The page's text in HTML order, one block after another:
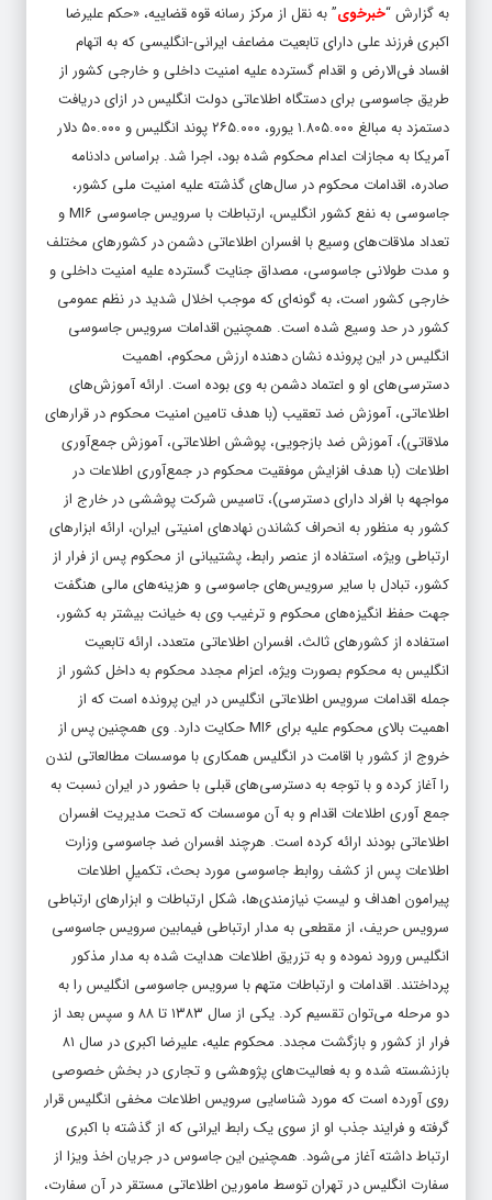
به گزارش “خبرخوی” به نقل از مرکز رسانه قوه قضاییه، «حکم علیرضا اکبری فرزند علی دارای تابعیت مضاعف ایرانی-انگلیسی که به اتهام افساد فی‌الارض و اقدام گسترده علیه امنیت داخلی و خارجی کشور از طریق جاسوسی برای دستگاه اطلاعاتی دولت انگلیس در ازای دریافت دستمزد به مبالغ ۱.۸۰۵.۰۰۰ یورو، ۲۶۵.۰۰۰ پوند انگلیس و ۵۰.۰۰۰ دلار آمریکا به مجازات اعدام محکوم شده بود، اجرا شد. براساس دادنامه صادره، اقدامات محکوم در سال‌های گذشته علیه امنیت ملی کشور، جاسوسی به نفع کشور انگلیس، ارتباطات با سرویس جاسوسی MI۶ و تعداد ملاقات‌های وسیع با افسران اطلاعاتی دشمن در کشورهای مختلف و مدت طولانی جاسوسی، مصداق جنایت گسترده علیه امنیت داخلی و خارجی کشور است، به گونه‌ای که موجب اخلال شدید در نظم عمومی کشور در حد وسیع شده است. همچنین اقدامات سرویس جاسوسی انگلیس در این پرونده نشان دهنده ارزش محکوم، اهمیت دسترسی‌های او و اعتماد دشمن به وی بوده است. ارائه آموزش‌های اطلاعاتی، آموزش ضد تعقیب (با هدف تامین امنیت محکوم در قرارهای ملاقاتی)، آموزش ضد بازجویی، پوشش اطلاعاتی، آموزش جمع‌آوری اطلاعات (با هدف افزایش موفقیت محکوم در جمع‌آوری اطلاعات در مواجهه با افراد دارای دسترسی)، تاسیس شرکت پوششی در خارج از کشور به منظور به انحراف کشاندن نهادهای امنیتی ایران، ارائه ابزارهای ارتباطی ویژه، استفاده از عنصر رابط، پشتیبانی از محکوم پس از فرار از کشور، تبادل با سایر سرویس‌های جاسوسی و هزینه‌های مالی هنگفت جهت حفظ انگیزه‌های محکوم و ترغیب وی به خیانت بیشتر به کشور، استفاده از کشورهای ثالث، افسران اطلاعاتی متعدد، ارائه تابعیت انگلیس به محکوم بصورت ویژه، اعزام مجدد محکوم به داخل کشور از جمله اقدامات سرویس اطلاعاتی انگلیس در این پرونده است که از اهمیت بالای محکوم علیه برای MI۶ حکایت دارد. وی همچنین پس از خروج از کشور با اقامت در انگلیس همکاری با موسسات مطالعاتی لندن را آغاز کرده و با توجه به دسترسی‌های قبلی با حضور در ایران نسبت به جمع آوری اطلاعات اقدام و به آن موسسات که تحت مدیریت افسران اطلاعاتی بودند ارائه کرده است. هرچند افسران ضد جاسوسی وزارت اطلاعات پس از کشف روابط جاسوسی مورد بحث، تکمیلِ اطلاعات پیرامون اهداف و لیستِ نیازمندی‌ها، شکل ارتباطات و ابزارهای ارتباطی سرویس حریف، از مقطعی به مدار ارتباطی فیمابین سرویس جاسوسی انگلیس ورود نموده و به تزریق اطلاعات هدایت شده به مدار مذکور پرداختند. اقدامات و ارتباطات متهم با سرویس جاسوسی انگلیس را به دو مرحله می‌توان تقسیم کرد. یکی از سال ۱۳۸۳ تا ۸۸ و سپس بعد از فرار از کشور و بازگشت مجدد. محکوم علیه، علیرضا اکبری در سال ۸۱ بازنشسته شده و به فعالیت‌های پژوهشی و تجاری در بخش خصوصی روی آورده است که مورد شناسایی سرویس اطلاعات مخفی انگلیس قرار گرفته و فرایند جذب او از سوی یک رابط ایرانی که از گذشته با اکبری ارتباط داشته آغاز می‌شود. همچنین این جاسوس در جریان اخذ ویزا از سفارت انگلیس در تهران توسط مامورین اطلاعاتی مستقر در آن سفارت، نشان شده و مورد مصاحبه قرار می‌گیرد. سپس و در خلال سفرهای شخصی خود به اروپا، به استخدام تمام‌عیار سازمان جاسوسی انگلستان در می‌آید. نحوه جذب اکبری به سرویس اطلاعاتی انگلیس از طریق رابط MI۶ در ایران ارتباط محکوم با سرویس جاسوسی انگلیس به بهانه ارتباطات تجاری و سپس پژوهشی برقرار شده است. در این ارتباطات فرد ایرانی دیگری نیز به عنوان نشانگر سرویس اطلاعاتی حضور داشته است. محکوم علیه در همان زمان به اتریش سفر کرده و اولین ملاقات با افسر اطلاعاتی MI۶ با نام مستعار مارک صورت می‌پذیرد. همه چیز از سفارت انگلیس در تهران آغاز می‌شود/ علاقه ویژه سفیر به اکبری! براساس محتویات پرونده، سرویس اطلاعاتی انگلیس با بهره‌گیری از روش‌های نوین جاسوسی، زمینه‌های آلودگی و جاسوسی محکوم را فراهم کرده و با توجه به اشتغال محکوم در سطوح مدیریتی حساس، وی با علم و آگاهی و به بهانه اخذ ویزا برای امور تجاری در انگلیس مبادرت به ارتباط با عوامل سفارت انگلیس نموده و در جلسات و گفتگوهای مختلف با عامل سفارت انگلیس که به بهانه و در پوشش اخذ ویزای انگلیس در خارج از سفارت انگلیس برگزار شده، اخبار و اطلاعات طبقه بندی شده مورد نیاز دشمن را دراختیار آن‌ها گذاشته است. در پی یک رویداد که میان ایران و انگلیس رخ می‌دهد، اکبری اطلاعاتی را درخصوص اینکه ایران چه تصمیمی درباره این موضوع خواهد گرفت و چه کسی مسئول اصلی است در اختیار سرویس جاسوسی قرار می‌دهد. محکوم در مقطعی به افسر اطلاعاتی انگلیس در تهران اعلام کرده بود منتظر شنیدن پیشنهادات بعدی من باشید. در رابطه با ارتباط نزدیک عوامل سفارت انگلیس با اکبری به نقل از متهمی در پرونده آمده است: ظاهرا اکبری از مدتی قبل یعنی زمان سفارت ریچارد دالتون سفیر وقت انگلیس در تهران و طی ملاقات و گفت و گویی که با نامبرده در موسسه تهران داشته به بسط ارتباطات و توسعه گفت و گوها با موسسات مشابه در انگلیس علاقمند شده بود و همان معارفه و آشنایی مقدماتی شأن جلیله‌ای را برای مشارالیه نزد سفیر انگلیس ایجاد نمود، به طوریکه سفیر وقت تاکید و توصیه‌های مکرری در خصوص همکاری با اکبری به مجموعه تحت امر خود و دبیر اول سفارت کرده است. در سال ۸۳ برای محکوم ویزای انگلیس به صورت وی‌آی‌پی توسط سفارت صادر می‌شود و او به انگلیس سفر می‌کند که در آنجا مجددا با افسر اطلاعاتی انگلیس ملاقات می‌کند. ملاقات با افسران سرویس جاسوسی انگلیس در کشورهای مختلف محکوم علیه تا ۱۳۸۸ که کامل از کشور خارج می‌شود، بارها در کشورهای مختلف از جمله انگلیس، اسپانیا، آلمان، ایتالیا، اتریش، مالزی و امارات با افسران متعدد اطلاعاتی انگلیس ملاقات داشته است. افسران اطلاعاتی دشمن، در دفعات مختلف حاشیه سفرهای شخصی اکبری با وی دیدار می‌کردند. افسر اطلاعاتی انگلیسی در جلسات ابتدایی خود را وکیل پژوهشگر موسسه تحقیقاتی به نام فوکوس معرفی کرده است که پس از مدتی از هویت خود به نام عامل اطلاعاتی رونمایی می‌کند. افسر اطلاعاتی انگلیسی تاکید کرده بود که هویت وی باید عضو موسسه پژوهشی فوکوس که یک موسسه خصوصی است عنوان شود. تاکید شده بود که کار ویژه موسسه پژوهشی فوکوس بررسی مسائل منطقه‌ای و سنجش ریسک اقتصادی که نتایج آن را در اختیار دیگر موسسات یا سرمایه‌گذارن قرار می‌دهند باید عنوان شود. دادن اطلاعات مرتبط با شهید فخری زاده به سرویس جاسوسی انگلیس درسال ۱۳۸۶، با توجه به محدود بودن سفر و ملاقات در آن مقطع، افسر اطلاعاتی انگلیس به نام جرج، یک دستگاه لپ تاپ اپل به منظور ایجاد ارتباط امن و آگاهی از وضعیت اکبری، در اختیار وی قرار می‌دهد. اکبری در این رفت‌وآمدها اطلاعات مهم کشور در مسائل راهبردی در حوزه سیاست داخلی و خارجی، منطقه‌ای، دفاعی، موشکی، مذاکرات هسته‌ای و مباحث اقتصادی مرتبط با تحریم‌ها را جمع آوری و به صورت کاملا آگاهانه و هدفمند تحویل افسران اطلاعاتی انگلیس داده است. جرج، مارکو، جسیکا، کالین، دیوید و … اسامی مستعاری هستند که افسران MI۶ در جلسات مختلفی که با اکبری داشتند، مورد استفاده قرار می‌دادند. محکوم علیه در اعترافات صریح خود در جریان بازجویی‌های تخصصی سربازان گمنام امام زمان (عج) و نزد مقام قضایی، در رابطه با سوالاتی که افسران اطلاعاتی MI۶ از وی درباره حوزه‌های مختلف در ایران پرسیده‌اند، بیش از ۲۰۰۰ سوال را عنوان کرده است. اکبری در طول همکاری با سرویس جاسوسی انگلیس با مسئولین کشور جلسات مکرر داشته و نظرات ایشان در موضوعات مختلف را دریافت می‌کرده و به سرویس منتقل می‌کرده است. وی در ارتباطات خود با مسئولین سوالات خاصی را مطرح می‌کرده است و سوالات مطروحه از جانب وی مطابق با آخرین نیازمندی‌های سرویس اطلاعاتی MI۶ بوده است. در سوالات مطرح شده از سوی افسران اطلاعاتی انگلیسی حدود ۱۷۸ نام برده شده است که دانشمندان ایران از جمله شهید فخری زاده یکی از آن اسامی است. وی در اطلاعاتی که به سرویس بیگانه داده است، شهید فخری‌زاده را فردی کلیدی در سطح تکنیکال معرفی کرده بوده است. رعایت ملاحظات امنیتی و حفاظتی ویژه در تمام ملاقات‌های اکبری با افسران اطلاعاتی انگلیس برای ملاقات‌ها ترتیبات خاصی در نظر گرفته می‌شده است، هر سفر در هتلی که افسر بیگانه هم آنجا حضور داشت اتاق رزرو می‌شده است، جلسات در سوییت نفر سوم (رابط اکبری و افسر اطلاعاتی) انجام می‌شده، هنگام ورود به اتاق جلسات باید با ریتم خاصی درب اتاق به صدا در می‌آمده، هنگام گفت و گو تلویزیون روشن بوده، اگر نوشته‌ای داشته یا مطالب را روی کاغذ می‌نوشته آن را ریزریز کرده و در جایی مثل دستشویی بریزد، اقدامات ضد مراقبتی پیش از ملاقات‌ها را باید انجام می‌داده، زمانی که از خانه (در خارج از کشور) بیرون می‌آمده برای بیرون آمدن یک دلیل باید داشته و در حضور خانواده نباید با افسر به صورت تلفنی که از قبل به او داده بودند گفت و گو می‌کرده و تماما پیام‌ها را پاک می‌کرده است. در ملاقات‌ها به اکبری توصیه شده بود پول‌ها را ترجیحا در خارج از کشور هزینه کند. وی در طول سال‌هایی که با MI۶ همکاری داشته هدایا و مبالغ هنگفتی را دریافت کرده بود، اکبری برخی از مبالغ را در داخل کشور دریافت می‌کرد و برخی نیز به حساب اول وی در اتریش و برخی به حساب دوم وی نزد بانک اسپانیایی پرداخت می‌شده است. فرار اکبری از ایران با سناریو سکته ساختگی اکبری در سال ۸۸ با کمک رابط و به توصیه افسر اطلاعاتی انگلیسی، برای چند سال از کشور خارج شد. اکبری در ابتدا تمایلی برای خروج کامل از کشور نداشته، اما در ملاقات‌هایی که رابط با افسر اطلاعاتی دشمن در دوبی هماهنگ می‌کند، افسر سرویس وی را قانع می‌کند که باید از کشور خارج شود. مقرر می‌شود طبق سناریو MI۶ مبنی بر سکته ساختگی، خانواده وی نیز از کشور خارج شوند. ارائه این توجیهات به اکبری نشان دهنده این است که سرویس پس از مقطع فرار به اروپا به دنبال سناریوی بازگشت بوده و از همان ابتدا (سناریو ساختگی سکته) احتمال بازگشت محکوم را می‌داده و برای آن برنامه داشته است. علیرضا اکبری در سال ۸۸ به بهانه سفر تجاری از کشور خارج می‌شود و به وین سفر می‌کند. زمانی که در وین بوده با یک نقشه قبلی، سکته ساختگی برای او طراحی و اجرا می‌شود. افسر اطلاعاتی نحوه اجرای نقشه را برای اکبری با جزییات تشریح می‌کند و به وی آموزش می‌دهد که چگونه نقش یک فرد که دچار سکته شده است را بازی کند. اکبری در اعترافات خود گفته است، جرج من را کاملا توجیه کرد که چطور صبح در هتل به رسپشن اعلام کنم حالم خوب نیست و نیاز مبرم به اورژانس دارم. اکبری می‌گوید که افسر علائم سکته مغزی را به او توضیح داده و به او گفته چگونه رفتار کند تا در بیمارن بستری شود. همچنین به او گفته شد تا زمانی که از بیمارستان مرخص می‌شود، درخواست کند به یک مرکز درمانی موسوم به «کور» منتقل شده و تا دستور نداده‌اند، آنجا بماند. این نقشه برای چند هدف طراحی شده بود، اول عادی‌سازی خروج وی و خانواده‌اش از ایران، قانع کردن خانواده اکبری برای حضور در اتریش و اقامت آن‌ها در اروپا و دوم برای توجیه اقامت اکبری در اروپا برای انجام کارهای درمانی و اینکه وی در پاسخ به سوال‌ها در مورد علت ماندن در اتریش بیماری و عدم امکان پرواز را عنوان کند. پس از حضور خانواده اکبری در وین که آن هم با اقدامات اطلاعاتی از طریق ترکیه صورت گرفت، متهم به همراه خانواده خود مدتی در وین اقامت کرده سپس به اسپانیا نقل مکان کرده و در نهایت به همراه خانواده در انگلیس ساکن می‌شوند. ذکر این نکته ضروری است که جابجایی اکبری در کشورهای مختلف در اروپا با نظر افسران اطلاعاتی انگلیسی صورت گرفته بود. همچنین در زمان اقامت وی در اروپا به او شدیدا توصیه شده بود به ایران سفر نکند، با افراد ایرانی و غیر ایرانی معاشرت نکند، تمرکز خود را روی کارهای پژوهشی و تجاری قرار دهد و در صورت سفر به ایران با افراد مهم ملاقاتی نداشته باشد، به اماکن مهم نرود و فقط با خانواده خود باشد. در زمان اقامت اکبری در اروپ